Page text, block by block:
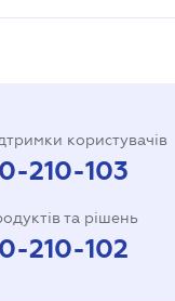
користувачів
210-103
та рішень
210-102